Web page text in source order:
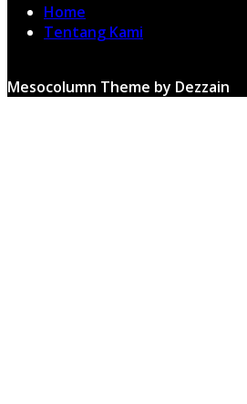
Home
Tentang Kami
Mesocolumn Theme by Dezzain